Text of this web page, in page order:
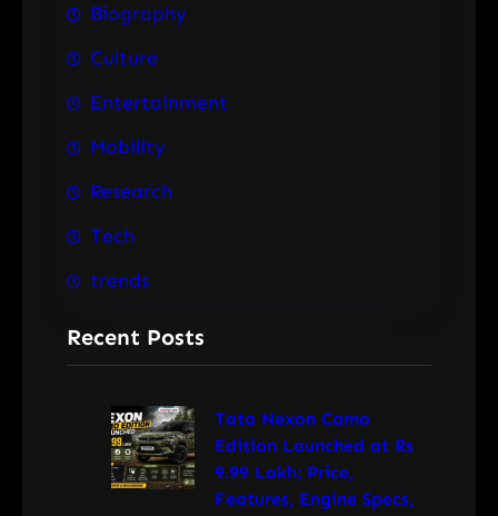
Biography
Culture
Entertainment
Mobility
Research
Tech
trends
Recent Posts
Tata Nexon Camo
Edition Launched at Rs
9.99 Lakh: Price,
Features, Engine Specs,